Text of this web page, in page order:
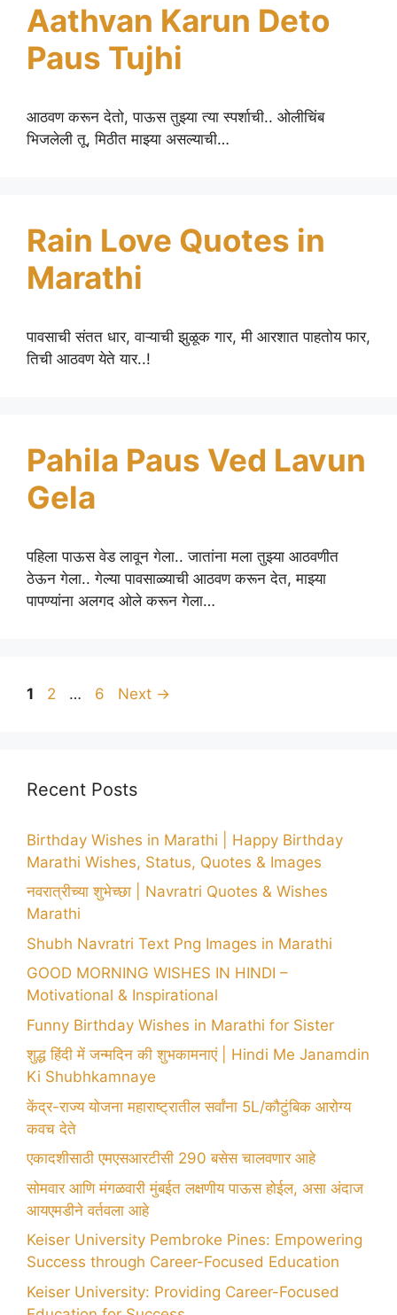
Aathvan Karun Deto
Paus Tujhi
आठवण करून देतो, पाऊस तुझ्या त्या स्पर्शाची.. ओलीचिंब
भिजलेली तू, मिठीत माझ्या असल्याची…
Rain Love Quotes in
Marathi
पावसाची संतत धार, वाऱ्याची झुळूक गार, मी आरशात पाहतोय फार,
तिची आठवण येते यार..!
Pahila Paus Ved Lavun
Gela
पहिला पाऊस वेड लावून गेला.. जातांना मला तुझ्या आठवणीत
ठेऊन गेला.. गेल्या पावसाळ्याची आठवण करून देत, माझ्या
पापण्यांना अलगद ओले करून गेला…
Page
1 Page
2 … Page
6 Next →
Recent Posts
Birthday Wishes in Marathi | Happy Birthday
Marathi Wishes, Status, Quotes & Images
नवरात्रीच्या शुभेच्छा | Navratri Quotes & Wishes
Marathi
Shubh Navratri Text Png Images in Marathi
GOOD MORNING WISHES IN HINDI –
Motivational & Inspirational
Funny Birthday Wishes in Marathi for Sister
शुद्ध हिंदी में जन्मदिन की शुभकामनाएं | Hindi Me Janamdin
Ki Shubhkamnaye
केंद्र-राज्य योजना महाराष्ट्रातील सर्वांना 5L/कौटुंबिक आरोग्य
कवच देते
एकादशीसाठी एमएसआरटीसी 290 बसेस चालवणार आहे
सोमवार आणि मंगळवारी मुंबईत लक्षणीय पाऊस होईल, असा अंदाज
आयएमडीने वर्तवला आहे
Keiser University Pembroke Pines: Empowering
Success through Career-Focused Education
Keiser University: Providing Career-Focused